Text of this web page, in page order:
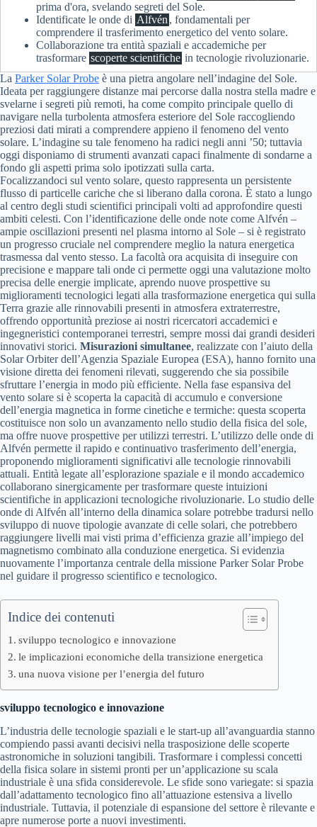
prima d'ora, svelando segreti del Sole.
Identificate le onde di Alfvén , fondamentali per
comprendere il trasferimento energetico del vento solare.
Collaborazione tra entità spaziali e accademiche per
trasformare scoperte scientifiche in tecnologie rivoluzionarie.
La Parker Solar Probe è una pietra angolare nell’indagine del Sole.
Ideata per raggiungere distanze mai percorse dalla nostra stella madre e
svelarne i segreti più remoti, ha come compito principale quello di
navigare nella turbolenta atmosfera esteriore del Sole raccogliendo
preziosi dati mirati a comprendere appieno il fenomeno del vento
solare. L’indagine su tale fenomeno ha radici negli anni ’50; tuttavia
oggi disponiamo di strumenti avanzati capaci finalmente di sondarne a
fondo gli aspetti prima solo ipotizzati sulla carta.
Focalizzandoci sul vento solare, questo rappresenta un persistente
flusso di particelle cariche che si liberano dalla corona. È stato a lungo
al centro degli studi scientifici principali volti ad approfondire questi
ambiti celesti. Con l’identificazione delle onde note come Alfvén –
ampie oscillazioni presenti nel plasma intorno al Sole – si è registrato
un progresso cruciale nel comprendere meglio la natura energetica
trasmessa dal vento stesso. La facoltà ora acquisita di inseguire con
precisione e mappare tali onde ci permette oggi una valutazione molto
precisa delle energie implicate, aprendo nuove prospettive su
miglioramenti tecnologici legati alla trasformazione energetica qui sulla
Terra grazie alle rinnovabili presenti in atmosfera extraterrestre,
offrendo opportunità preziose ai nostri ricercatori accademici e
ingegneristici contemporanei terrestri, sempre mossi dai grandi desideri
innovativi storici. Misurazioni simultanee, realizzate con l’aiuto della
Solar Orbiter dell’Agenzia Spaziale Europea (ESA), hanno fornito una
visione diretta dei fenomeni rilevati, suggerendo che sia possibile
sfruttare l’energia in modo più efficiente. Nella fase espansiva del
vento solare si è scoperta la capacità di accumulo e conversione
dell’energia magnetica in forme cinetiche e termiche: questa scoperta
costituisce non solo un avanzamento nello studio della fisica del sole,
ma offre nuove prospettive per utilizzi terrestri. L’utilizzo delle onde di
Alfvén permette il rapido e continuativo trasferimento dell’energia,
proponendo miglioramenti significativi alle tecnologie rinnovabili
attuali. Entità legate all’esplorazione spaziale e il mondo accademico
collaborano sinergicamente per trasformare queste intuizioni
scientifiche in applicazioni tecnologiche rivoluzionarie. Lo studio delle
onde di Alfvén all’interno della dinamica solare potrebbe tradursi nello
sviluppo di nuove tipologie avanzate di celle solari, che potrebbero
raggiungere livelli mai visti prima d’efficienza grazie all’impiego del
magnetismo combinato alla conduzione energetica. Si evidenzia
nuovamente l’importanza centrale della missione Parker Solar Probe
nel guidare il progresso scientifico e tecnologico.
Indice dei contenuti
sviluppo tecnologico e innovazione
le implicazioni economiche della transizione energetica
una nuova visione per l’energia del futuro
sviluppo tecnologico e innovazione
L’industria delle tecnologie spaziali e le start-up all’avanguardia stanno
compiendo passi avanti decisivi nella trasposizione delle scoperte
astronomiche in soluzioni tangibili. Trasformare i complessi concetti
della fisica solare in sistemi pronti per un’applicazione su scala
industriale è una sfida considerevole. Le sfide sono variegate: si spazia
dall’adattamento tecnologico fino all’attuazione estensiva a livello
industriale. Tuttavia, il potenziale di espansione del settore è rilevante e
apre numerose porte a nuovi investimenti.